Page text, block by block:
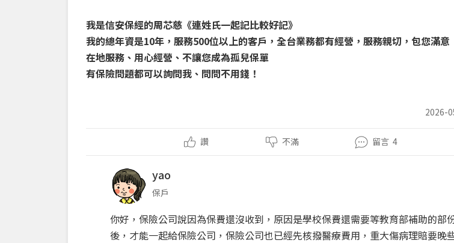
我是信安保經的周芯慈《連姓氏一起記比較好記》
我的總年資是10年，服務500位以上的客戶，全台業務都有經營，服務親切，包您滿意
在地服務、用心經營、不讓您成為孤兒保單
有保險問題都可以詢問我、問問不用錢！
2026-
讚 不滿 留言 4
yao
保戶
你好，保險公司說因為保費還沒收到，原因是學校保費還需要等教育部補助的部
後，才能一起給保險公司，保險公司也已經先核撥醫療費用，重大傷病理賠要晚